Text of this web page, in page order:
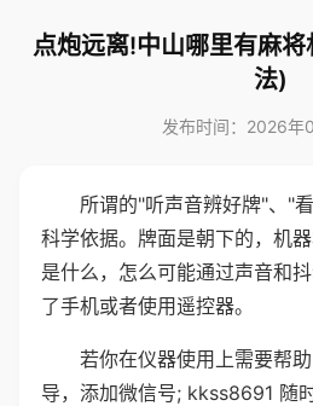
点炮远离!中山哪里有麻
法)
发布时间：2026年
所谓的"听声音辨好牌"、"
科学依据。牌面是朝下的，机
是什么，怎么可能通过声音和
了手机或者使用遥控器。
若你在仪器使用上需要帮
导，添加微信号; kkss8691 随